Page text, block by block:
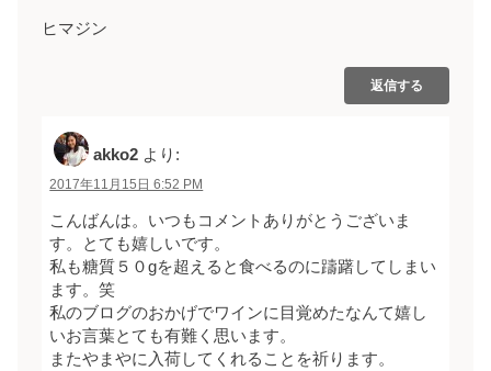
ヒマジン
返信する
akko2 より:
2017年11月15日 6:52 PM
こんばんは。いつもコメントありがとうございま
す。とても嬉しいです。
私も糖質５０gを超えると食べるのに躊躇してしまい
ます。笑
私のブログのおかげでワインに目覚めたなんて嬉し
いお言葉とても有難く思います。
またやまやに入荷してくれることを祈ります。